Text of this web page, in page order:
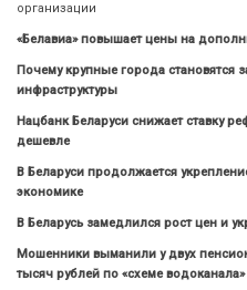
организации
«Белавиа» повышает цены на
Почему крупные города
инфраструктуры
Нацбанк Беларуси снижает ставку
дешевле
В Беларуси продолжается
экономике
В Беларусь замедлился рост цен и
Мошенники выманили у двух
тысяч рублей по «схеме водоканала»